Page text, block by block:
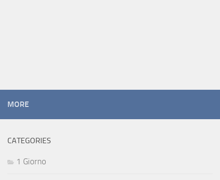
MORE
CATEGORIES
1 Giorno